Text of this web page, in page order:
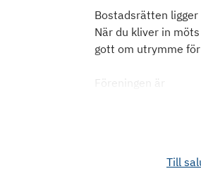
Bostadsrätten
När du kliver in
gott om utrymme
Föreningen är
Till